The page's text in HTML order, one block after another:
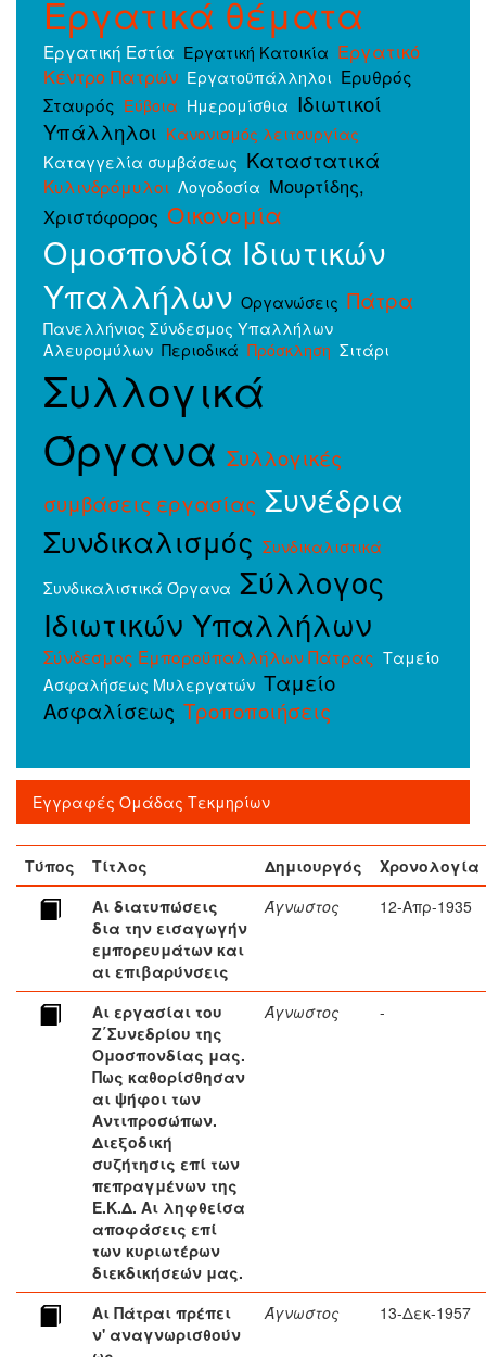
Εργατικά θέματα
Εργατική Εστία Εργατική Κατοικία Εργατικό
Κέντρο Πατρών Εργατοϋπάλληλοι Ερυθρός
Σταυρός Εύβοια Ημερομίσθια Ιδιωτικοί
Υπάλληλοι Κανονισμός λειτουργίας
Καταγγελία συμβάσεως Καταστατικά
Κυλινδρόμυλοι Λογοδοσία Μουρτίδης,
Χριστόφορος Οικονομία
Ομοσπονδία Ιδιωτικών
Υπαλλήλων Οργανώσεις Πάτρα
Πανελλήνιος Σύνδεσμος Υπαλλήλων
Αλευρομύλων Περιοδικά Πρόσκληση Σιτάρι
Συλλογικά
Όργανα Συλλογικές
συμβάσεις εργασίας Συνέδρια
Συνδικαλισμός Συνδικαλιστικά
Συνδικαλιστικά Όργανα Σύλλογος
Ιδιωτικών Υπαλλήλων
Σύνδεσμος Εμποροϋπαλλήλων Πάτρας Ταμείο
Ασφαλήσεως Μυλεργατών Ταμείο
Ασφαλίσεως Τροποποιήσεις
Εγγραφές Ομάδας Τεκμηρίων
Τύπος Τίτλος Δημιουργός
Χρονολογία
Αι διατυπώσεις
δια την εισαγωγήν
εμπορευμάτων και
αι επιβαρύνσεις
Άγνωστος 12-Απρ-1935
Αι εργασίαι του
Ζ΄Συνεδρίου της
Ομοσπονδίας μας.
Πως καθορίσθησαν
αι ψήφοι των
Αντιπροσώπων.
Διεξοδική
συζήτησις επί των
πεπραγμένων της
Ε.Κ.Δ. Αι ληφθείσα
αποφάσεις επί
των κυριωτέρων
διεκδικήσεών μας.
Άγνωστος -
Αι Πάτραι πρέπει
ν' αναγνωρισθούν
Άγνωστος 13-Δεκ-1957